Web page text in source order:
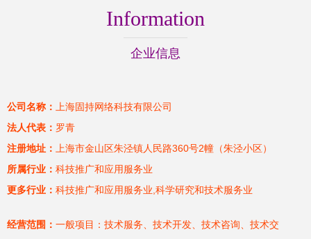
Information
企业信息
公司名称：
上海固持网络科技有限公司
法人代表： 罗青
注册地址：
上海市金山区朱泾镇人民路360号2幢（朱泾小区）
所属行业： 科技推广和应用服务业
更多行业： 科技推广和应用服务业,科学研究和技术服务业
经营范围： 一般项目：技术服务、技术开发、技术咨询、技术交